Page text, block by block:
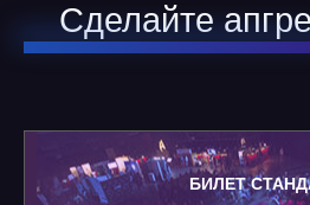
Сделайте
БИЛЕТ